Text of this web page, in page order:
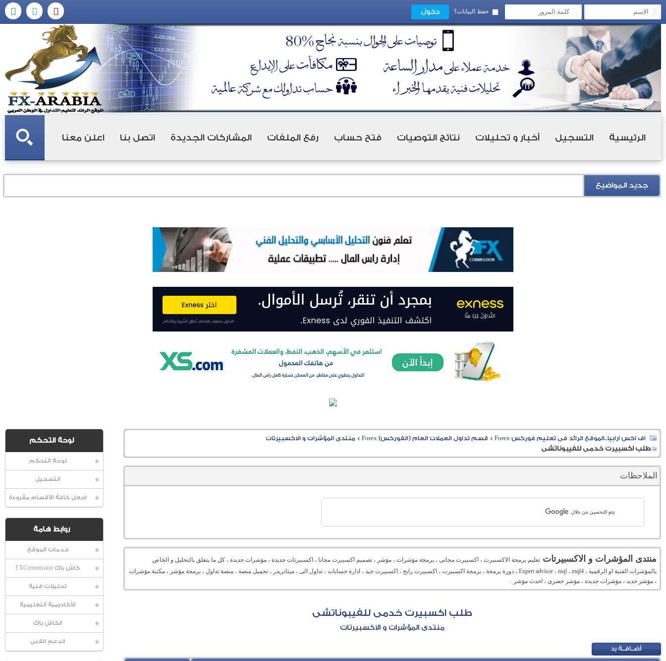
حفظ البيانات؟
الرئيسية التسجيل أخبار و تحليلات نتائج التوصيات فتح حساب رفع الملفات المشاركات الجديدة اتصل بنا اعلن معنا
جديد المواضيع
لوحة التحكم
لوحة التحكم
التسجيل
اجعل كافة الأقسام مقروءة
روابط هامة
خدمات الموقع
كاش باك FXCommission
تحليلات فنية
الأكاديمية التعليمية
الكاش باك
الدعم الفنى
اف اكس ارابيا..الموقع الرائد فى تعليم فوركس Forex > قسم تداول العملات العام (الفوركس) Forex > منتدى المؤشرات و الاكسبيرتات
طلب اكسبيرت خدمى للفيبوناتشى
الملاحظات
منتدى المؤشرات و الاكسبيرتات تعليم برمجة الاكسبيرت ، اكسبيرت مجانى ، برمجة مؤشرات ، مؤشر ، تصميم اكسبيرت مجانا ، اكسبيرتات جديدة ، مؤشرات جديدة ، كل ما يتعلق بالتحليل و الخاص
بالمؤشرات الفنية او الرقمية ، Expert advisor ، mql ، mql4 ، دورة برمجة ، برمجة اكسبيرت ، اكسبيرت رابح ، اكسبيرت جيد ، ادارة حسابات ، تداول الى ، ميتاتريدر ، تحميل منصة ، منصة تداول ، برمجة مؤشر ، مكتبة مؤشرات
، مؤشر جديد ، مؤشرات جديدة ، مؤشر حصرى ، احدث مؤشر .
طلب اكسبيرت خدمى للفيبوناتشى
منتدى المؤشرات و الاكسبيرتات